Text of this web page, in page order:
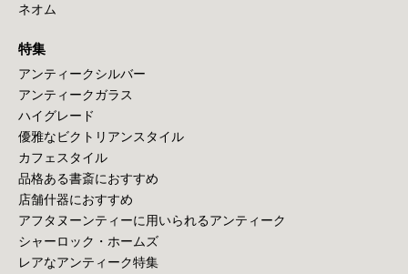
ネオム
特集
アンティークシルバー
アンティークガラス
ハイグレード
優雅なビクトリアンスタイル
カフェスタイル
品格ある書斎におすすめ
店舗什器におすすめ
アフタヌーンティーに用いられるアンティーク
シャーロック・ホームズ
レアなアンティーク特集